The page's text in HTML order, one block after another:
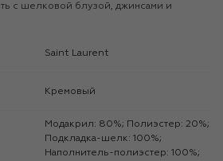
с шелковой блузой, джинсами и
Saint Laurent
Кремовый
Модакрил: 80%; Полиэстер: 20%;
Подкладка-шелк: 100%;
Наполнитель-полиэстер: 100%;